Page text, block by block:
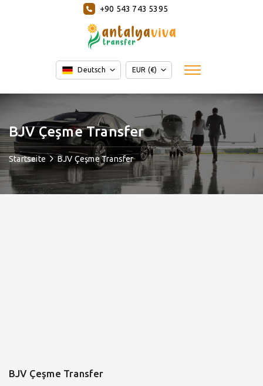
+90 543 743 5395
Deutsch EUR (€)
BJV Çeşme Transfer
Startseite BJV Çeşme Transfer
BJV Çeşme Transfer